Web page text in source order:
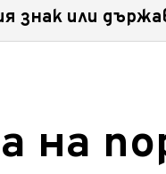
знак или
като поръчката е
на